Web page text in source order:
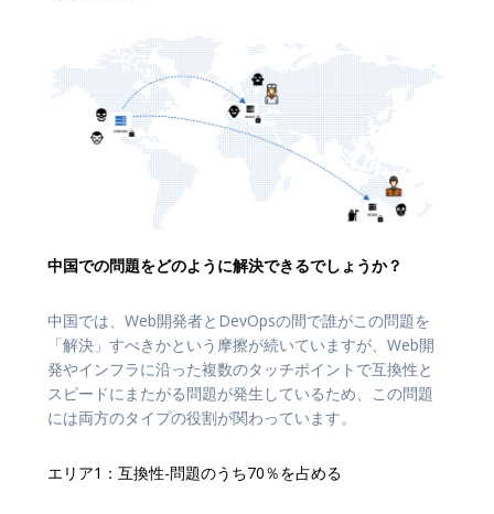
中国での問題をどのように解決できるでしょうか？
中国では、Web開発者とDevOpsの間で誰がこの問題を
「解決」すべきかという摩擦が続いていますが、Web開
発やインフラに沿った複数のタッチポイントで互換性と
スピードにまたがる問題が発生しているため、この問題
には両方のタイプの役割が関わっています。
エリア1：互換性-問題のうち70％を占める